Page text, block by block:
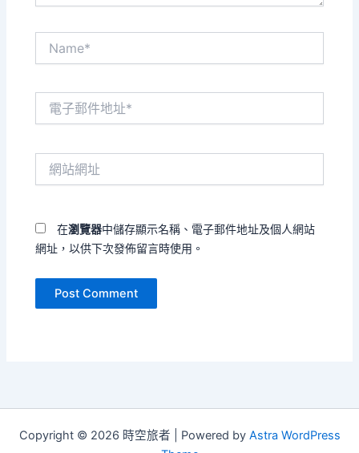
在瀏覽器中儲存顯示名稱、電子郵件地址及個人網站
網址，以供下次發佈留言時使用。
Copyright © 2026 時空旅者 | Powered by Astra WordPress